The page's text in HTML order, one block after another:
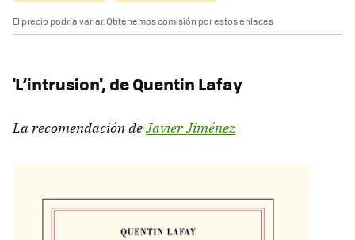
El precio podría variar. Obtenemos comisión por estos enlaces
'L’intrusion', de Quentin Lafay
La recomendación deJavier Jiménez